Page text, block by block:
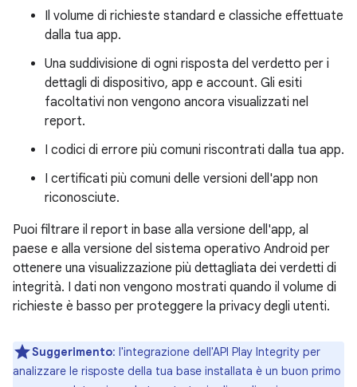
Il volume di richieste standard e classiche effettuate
dalla tua app.
Una suddivisione di ogni risposta del verdetto per i
dettagli di dispositivo, app e account. Gli esiti
facoltativi non vengono ancora visualizzati nel
report.
I codici di errore più comuni riscontrati dalla tua app.
I certificati più comuni delle versioni dell'app non
riconosciute.
Puoi filtrare il report in base alla versione dell'app, al
paese e alla versione del sistema operativo Android per
ottenere una visualizzazione più dettagliata dei verdetti di
integrità. I dati non vengono mostrati quando il volume di
richieste è basso per proteggere la privacy degli utenti.
Suggerimento: l'integrazione dell'API Play Integrity per
analizzare le risposte della tua base installata è un buon primo